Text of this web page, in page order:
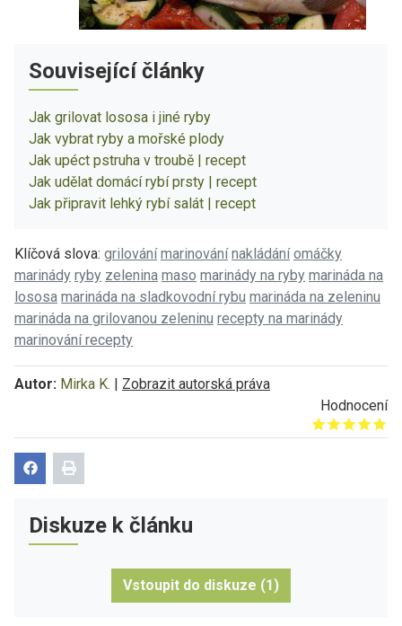
Související články
Jak grilovat lososa i jiné ryby
Jak vybrat ryby a mořské plody
Jak upéct pstruha v troubě | recept
Jak udělat domácí rybí prsty | recept
Jak připravit lehký rybí salát | recept
Klíčová slova: grilování marinování nakládání omáčky
marinády ryby zelenina maso marinády na ryby marináda na
lososa marináda na sladkovodní rybu marináda na zeleninu
marináda na grilovanou zeleninu recepty na marinády
marinování recepty
Autor: Mirka K. | Zobrazit autorská práva
Hodnocení
Give it 1/5
Give it 2/5
Give it 3/5
Give it 4/5
Give it 5/5
Diskuze k článku
Vstoupit do diskuze (1)